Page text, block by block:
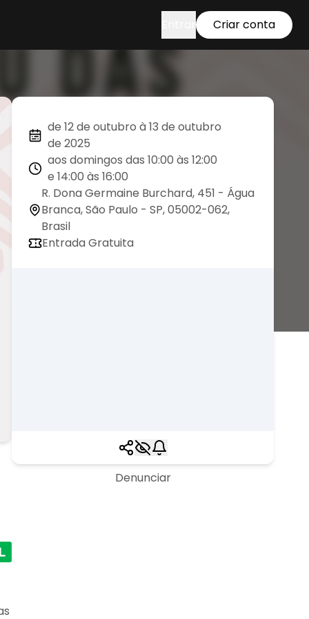
Criar conta
de 12 de outubro à 13 de outubro
de 2025
aos domingos das 10:00 às 12:00
e 14:00 às 16:00
R. Dona Germaine Burchard, 451 - Água
Branca, São Paulo - SP, 05002-062,
Brasil
Entrada Gratuita
Denunciar